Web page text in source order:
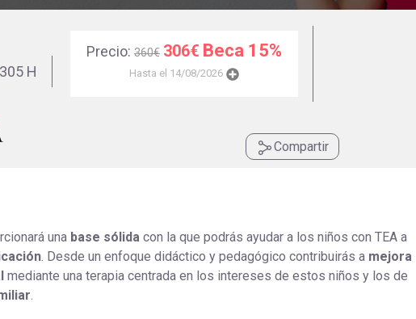
Cursos Formación
Profesorado
Másteres Oficiales
305 H
Precio: 360€ 306€ Beca 15%
Hasta el 14/08/2026
Compartir
una base sólida con la que podrás ayudar a los niños con TEA a
. Desde un enfoque didáctico y pedagógico contribuirás a mejora
mediante una terapia centrada en los intereses de estos niños y los de
.